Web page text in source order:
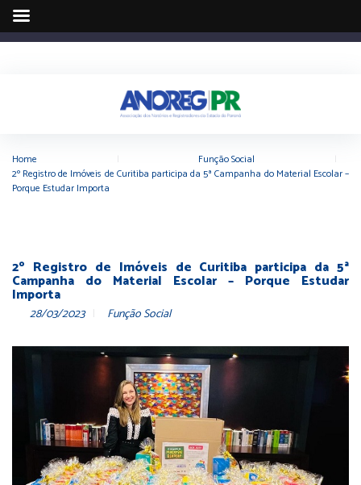
Home Função Social
2º Registro de Imóveis de Curitiba participa da 5ª Campanha do Material Escolar –
Porque Estudar Importa
2º Registro de Imóveis de Curitiba participa da 5ª
Campanha do Material Escolar – Porque Estudar
Importa
28/03/2023 Função Social